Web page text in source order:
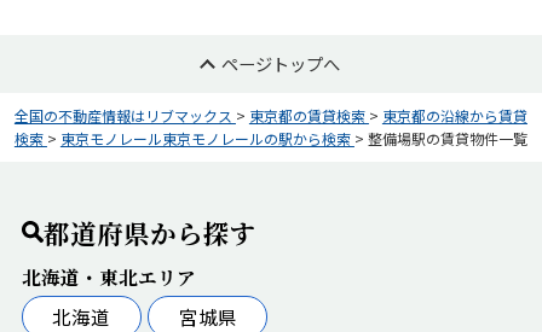
ページトップへ
全国の不動産情報はリブマックス > 東京都の賃貸検索 > 東京都の沿線から賃貸
検索 > 東京モノレール東京モノレールの駅から検索 > 整備場駅の賃貸物件一覧
都道府県から探す
北海道・東北エリア
北海道
宮城県